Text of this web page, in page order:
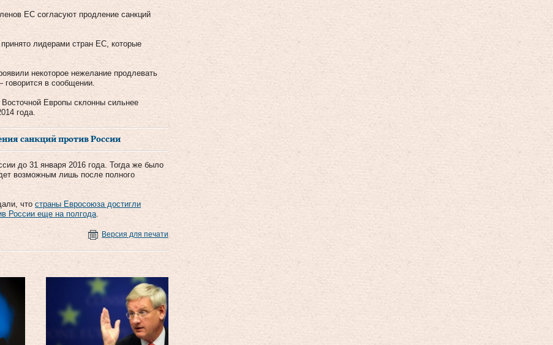
ЕС согласуют продление санкций
лидерами стран ЕС, которые
некоторое нежелание продлевать
в сообщении.
Европы склонны сильнее
года.
санкций против России
до 31 января 2016 года. Тогда же было
возможным лишь после полного
что страны Евросоюза достигли
России еще на полгода.
Версия для печати